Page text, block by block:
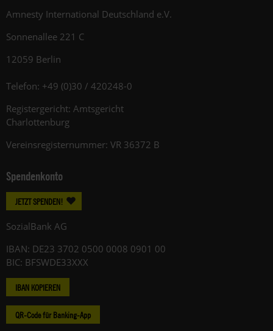
Amnesty International Deutschland e.V.
Sonnenallee 221 C
12059 Berlin
Telefon: +49 (0)30 / 420248-0
Registergericht: Amtsgericht
Charlottenburg
Vereinsregisternummer: VR 36372 B
Spendenkonto
JETZT SPENDEN!
SozialBank AG
IBAN: DE23 3702 0500 0008 0901 00
BIC: BFSWDE33XXX
IBAN KOPIEREN
QR-Code für Banking-App